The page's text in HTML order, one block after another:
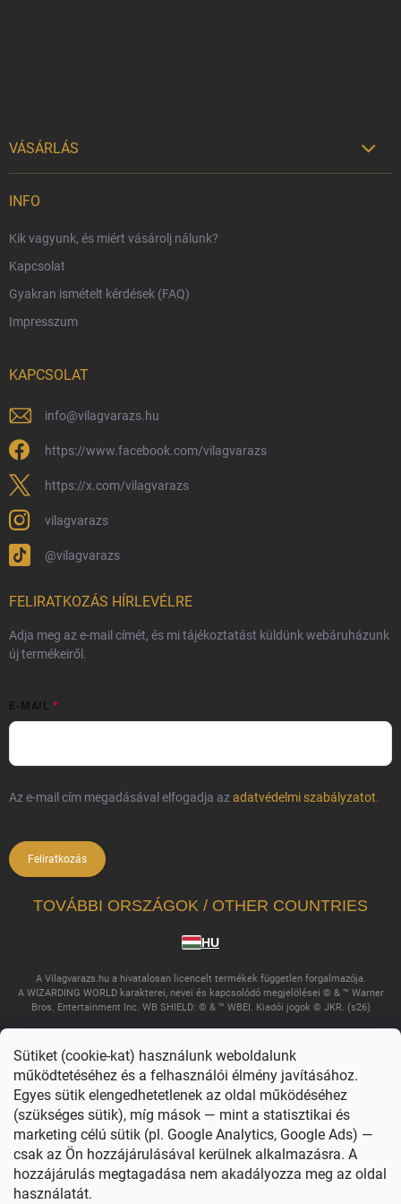
Sütiket (cookie-kat) használunk weboldalunk
működtetéséhez és a felhasználói élmény javításához.
Egyes sütik elengedhetetlenek az oldal működéséhez
(szükséges sütik), míg mások — mint a statisztikai és
marketing célú sütik (pl. Google Analytics, Google Ads) —
csak az Ön hozzájárulásával kerülnek alkalmazásra. A
hozzájárulás megtagadása nem akadályozza meg az oldal
használatát.
VÁSÁRLÁS 
Harry Potter bolt Magyarország
Rendelésem
Reklamáció és visszáru
Hűségprogram
Általános Szerződési Feltételek
Adatvédelmi feltételek
Védjegyek és szerzői jogok
Fémjelzés és nemesfém-tájékoztató
INFO
Kik vagyunk, és miért vásárolj nálunk?
Kapcsolat
Gyakran ismételt kérdések (FAQ)
Impresszum
KAPCSOLAT
info@vilagvarazs.hu
https://www.facebook.com/vilagvarazs
https://x.com/vilagvarazs
vilagvarazs
@vilagvarazs
FELIRATKOZÁS HÍRLEVÉLRE
Adja meg az e-mail címét, és mi tájékoztatást küldünk webáruházunk
új termékeiről.
E-MAIL
Az e-mail cím megadásával elfogadja azadatvédelmi szabályzatot.
Feliratkozás
TOVÁBBI ORSZÁGOK / OTHER COUNTRIES
HU
A Vilagvarazs.hu a hivatalosan licencelt termékek független forgalmazója.
A WIZARDING WORLD karakterei, nevei és kapcsolódó megjelölései © & ™ Warner
Bros. Entertainment Inc. WB SHIELD: © & ™ WBEI. Kiadói jogok © JKR. (s26)
Copyright 2026Világvarázs. Minden jog fenntartva.Süti beállítások
szerkesztése